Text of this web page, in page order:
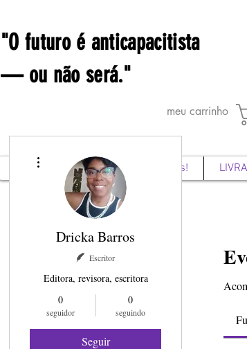
"O futuro é anticapacitista
— ou não será."
meu carrinho
livrosdoarthur Blog Oi, ABarros!
Profile
Dricka Barros
Escritor
Editora, revisora, escritora
0
seguidor
0
seguindo
Seguir